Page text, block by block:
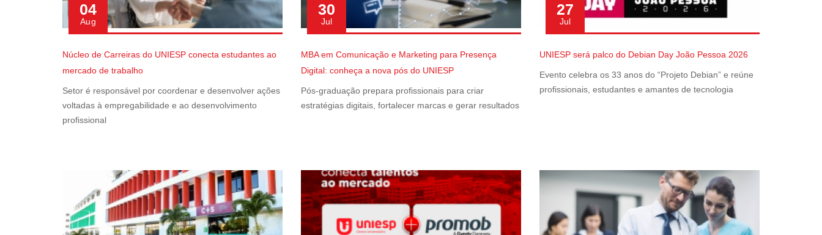
04
Aug
Núcleo de Carreiras do UNIESP conecta estudantes ao
mercado de trabalho
Setor é responsável por coordenar e desenvolver ações
voltadas à empregabilidade e ao desenvolvimento
profissional
30
Jul
MBA em Comunicação e Marketing para Presença
Digital: conheça a nova pós do UNIESP
Pós-graduação prepara profissionais para criar
estratégias digitais, fortalecer marcas e gerar resultados
27
Jul
UNIESP será palco do Debian Day João Pessoa 2026
Evento celebra os 33 anos do “Projeto Debian” e reúne
profissionais, estudantes e amantes de tecnologia